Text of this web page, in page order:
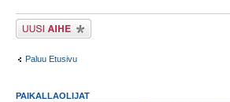
Lähetä uusi viesti
Paluu Etusivu
PAIKALLAOLIJAT